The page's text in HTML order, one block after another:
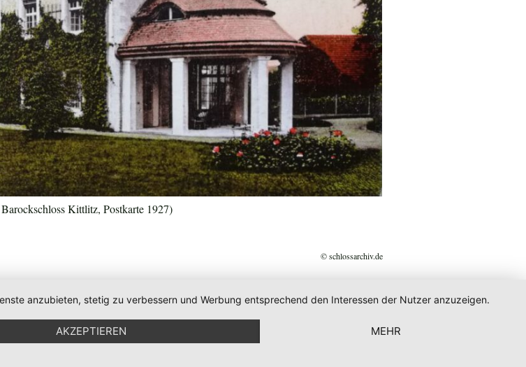
Kittlitz, Postkarte 1927)
© schlossarchiv.de
anzubieten, stetig zu verbessern und Werbung entsprechend den Interessen der Nutzer anzuzeigen.
AKZEPTIEREN MEHR